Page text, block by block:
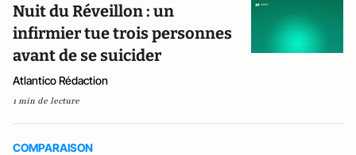
Nuit du Réveillon : un
infirmier tue trois personnes
avant de se suicider
Atlantico Rédaction
1 min de lecture
COMPARAISON